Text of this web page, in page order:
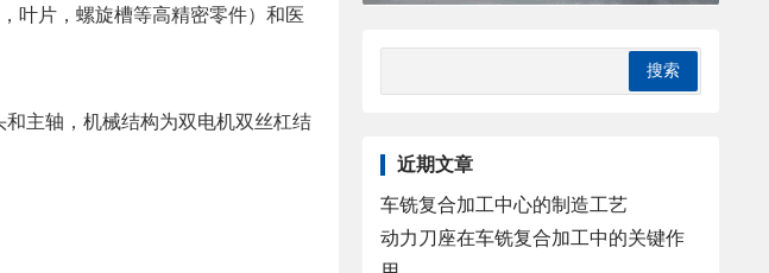
叶片，螺旋槽等高精密零件）和医
主轴，机械结构为双电机双丝杠结
近期文章
车铣复合加工中心的制造工艺
动力刀座在车铣复合加工中的关键作